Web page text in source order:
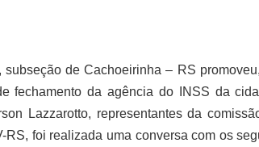
de Cachoeirinha – RS
fechamento da agência do INSS da
Lazzarotto, representantes da
foi realizada uma conversa com os